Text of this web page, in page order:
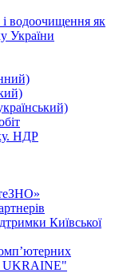
і водоочищення як
України
НДР
Київської
UKRAINE"